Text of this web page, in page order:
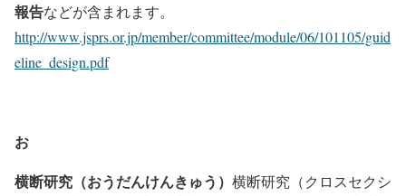
報告などが含まれます。
http://www.jsprs.or.jp/member/committee/module/06/101105/guid
eline_design.pdf
お
横断研究（おうだんけんきゅう） 横断研究（クロスセクシ